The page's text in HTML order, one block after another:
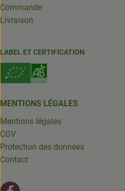
Commande
Livraison
LABEL ET CERTIFICATION
MENTIONS LÉGALES
Mentions légales
CGV
Protection des données
Contact